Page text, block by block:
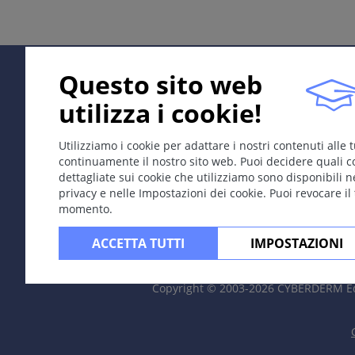
Sintomi
Quadro clinico variabile; molte varianti cliniche:
Tipo iperpigmentato: piccole chiazze
Tipo depigmenteto o ipopigmentato (pityriasi
Tipo eritematoso: Chiazze eritemtose con infiltrato
Forme atipiche: una o poche lesioni, spesso in
Regione superiore del tronco, meno frequentemente
Esame microscopico al KOH o stripping con
Questo sito web
utilizza i cookie!
Utilizziamo i cookie per adattare i nostri contenuti alle
continuamente il nostro sito web. Puoi decidere quali
dettagliate sui cookie che utilizziamo sono disponibili
privacy e nelle Impostazioni dei cookie. Puoi revocare
momento.
ACCETTA TUTTI IMPOSTAZIONI
Copyright © 2003-2026 CYBERDERM